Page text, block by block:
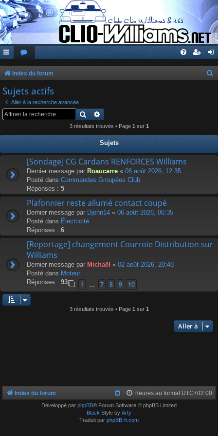
Index du forum
r
Sujets actifs
Aller à la recherche avancée
Rechercher
3 résultats trouvés • Page 1 sur 1
Sujets
[Sondage] CG Cardans RENFORCES Williams
Dernier message par Roaucarre « 06 août 2026, 12:35
Posté dans Commandes Groupées Club
Réponses : 5
Plafonnier reste allumé contact coupé
Dernier message par Djohn14 « 06 août 2026, 06:35
Posté dans Électricité
Réponses : 6
[Reportage] changement Courroie Distribution sur
Williams
Dernier message par Michaël « 02 août 2026, 20:48
Posté dans Moteur
Réponses : 93 1 … 7 8 9 10
3 résultats trouvés • Page 1 sur 1
Aller à
Index du forum Heures au format UTC+02:00
Développé par phpBB® Forum Software © phpBB Limited
Black Style by Arty
Traduit par phpBB-fr.com